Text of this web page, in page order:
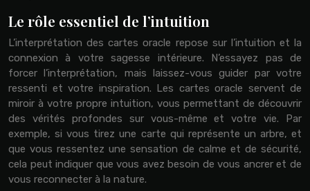
Le rôle essentiel de l’intuition
L’interprétation des cartes oracle repose sur l’intuition et la
connexion à votre sagesse intérieure. N’essayez pas de
forcer l’interprétation, mais laissez-vous guider par votre
ressenti et votre inspiration. Les cartes oracle servent de
miroir à votre propre intuition, vous permettant de découvrir
des vérités profondes sur vous-même et votre vie. Par
exemple, si vous tirez une carte qui représente un arbre, et
que vous ressentez une sensation de calme et de sécurité,
cela peut indiquer que vous avez besoin de vous ancrer et de
vous reconnecter à la nature.